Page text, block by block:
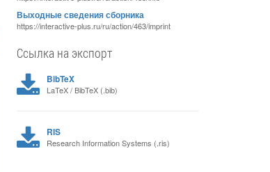
Выходные сведения сборника
https://interactive-plus.ru/ru/action/463/imprint
Ссылка на экспорт
BibTeX
LaTeX / BibTeX (.bib)
RIS
Research Information Systems (.ris)